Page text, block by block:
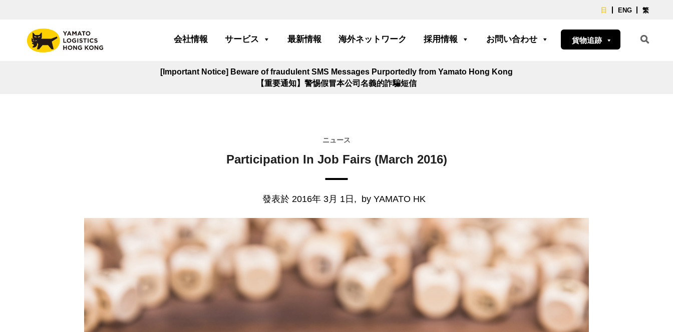
[Important Notice] Beware of fraudulent SMS Messages Purportedly from Yamato Hong Kong
【重要通知】警惕假冒本公司名義的詐騙短信
日 ENG 繁
会社情報 サービス 最新情報 海外ネットワーク 採用情報 お問い合わせ 貨物追跡
ニュース
Participation In Job Fairs (March 2016)
發表於 2016年 3月 1日, by YAMATO HK